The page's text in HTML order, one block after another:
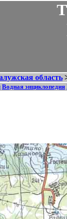
область
Водная энциклопедия